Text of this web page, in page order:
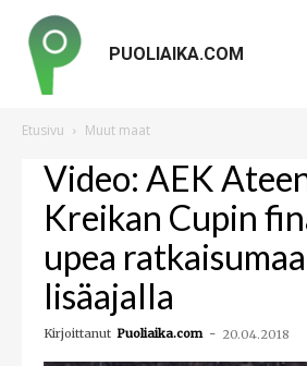
PUOLIAIKA.COM
Etusivu Muut maat
Video: AEK
Kreikan Cupin
upea
lisäajalla
Kirjoittanut Puoliaika.com - 20.04.2018